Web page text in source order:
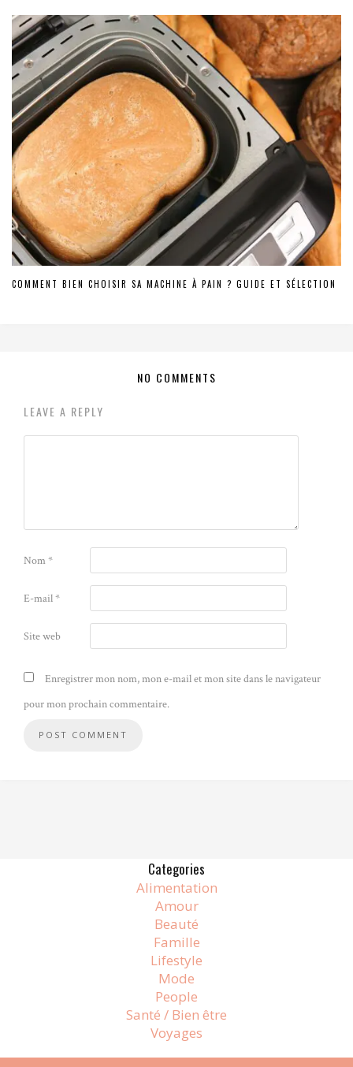
COMMENT BIEN CHOISIR SA MACHINE À PAIN ? GUIDE ET SÉLECTION
NO COMMENTS
LEAVE A REPLY
Nom*
E-mail*
Site web
Enregistrer mon nom, mon e-mail et mon site dans le navigateur
pour mon prochain commentaire.
Categories
Alimentation
Amour
Beauté
Famille
Lifestyle
Mode
People
Santé / Bien être
Voyages